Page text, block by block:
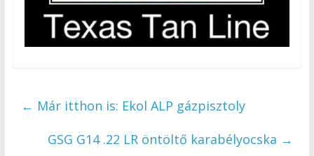
← Már itthon is: Ekol ALP gázpisztoly
GSG G14 .22 LR öntöltő karabélyocska →